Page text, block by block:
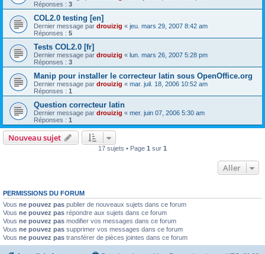
Réponses : 3
COL2.0 testing [en]
Dernier message par drouizig « jeu. mars 29, 2007 8:42 am
Réponses : 5
Tests COL2.0 [fr]
Dernier message par drouizig « lun. mars 26, 2007 5:28 pm
Réponses : 3
Manip pour installer le correcteur latin sous OpenOffice.org
Dernier message par drouizig « mar. juil. 18, 2006 10:52 am
Réponses : 1
Question correcteur latin
Dernier message par drouizig « mer. juin 07, 2006 5:30 am
Réponses : 1
Nouveau sujet
17 sujets • Page 1 sur 1
Aller
PERMISSIONS DU FORUM
Vous ne pouvez pas publier de nouveaux sujets dans ce forum
Vous ne pouvez pas répondre aux sujets dans ce forum
Vous ne pouvez pas modifier vos messages dans ce forum
Vous ne pouvez pas supprimer vos messages dans ce forum
Vous ne pouvez pas transférer de pièces jointes dans ce forum